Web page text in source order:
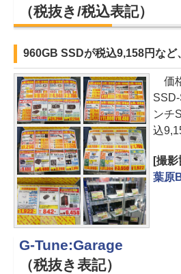
（税抜き/税込表記）
960GB SSDが税込9,158円など
価
ンチ
込
[撮
葉原
G-Tune:Garage
（税抜き表記）